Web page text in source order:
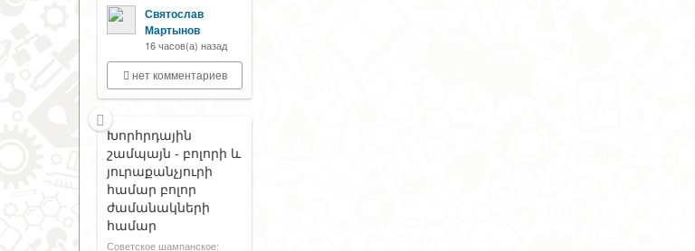
Святослав
Мартынов
16 часов(а) назад
нет комментариев
Խորհրդային
շամպայն - բոլորի և
յուրաքանչյուրի
համար բոլոր
ժամանակների
համար
Советское шампанское: